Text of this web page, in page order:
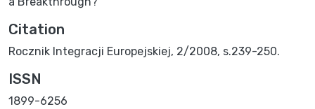
Citation
Rocznik Integracji Europejskiej, 2/2008, s.239-250.
ISSN
1899-6256